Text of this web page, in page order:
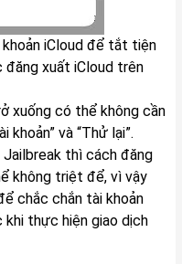
iCloud để tắt tiện
đăng xuất iCloud trên
xuống có thể không cần
khoản” và “Thử lại”.
Jailbreak thì cách đăng
không triệt để, vì vậy
chắc chắn tài khoản
thực hiện giao dịch